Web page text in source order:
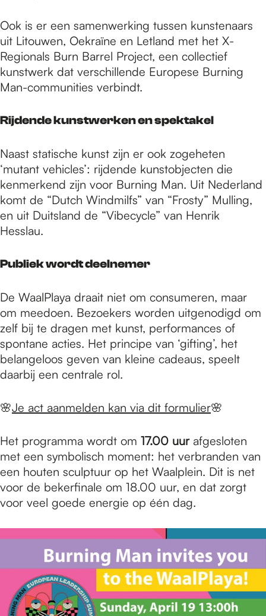
Ook is er een samenwerking tussen kunstenaars
uit Litouwen, Oekraïne en Letland met het X-
Regionals Burn Barrel Project, een collectief
kunstwerk dat verschillende Europese Burning
Man-communities verbindt.
Rijdende kunstwerken en spektakel
Naast statische kunst zijn er ook zogeheten
‘mutant vehicles’: rijdende kunstobjecten die
kenmerkend zijn voor Burning Man. Uit Nederland
komt de “Dutch Windmilfs” van “Frosty” Mulling,
en uit Duitsland de “Vibecycle” van Henrik
Hesslau.
Publiek wordt deelnemer
De WaalPlaya draait niet om consumeren, maar
om meedoen. Bezoekers worden uitgenodigd om
zelf bij te dragen met kunst, performances of
spontane acties. Het principe van ‘gifting’, het
belangeloos geven van kleine cadeaus, speelt
daarbij een centrale rol.
🌸Je act aanmelden kan via dit formulier🌸
Het programma wordt om 17.00 uur afgesloten
met een symbolisch moment: het verbranden van
een houten sculptuur op het Waalplein. Dit is net
voor de bekerfinale om 18.00 uur, en dat zorgt
voor veel goede energie op één dag.